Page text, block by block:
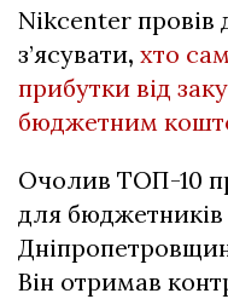
Nikcenter провів
з’ясувати, хто
прибутки від
бюджетним
Очолив ТОП-10
для бюджетників
Він отримав